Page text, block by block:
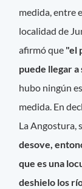
medida, entre
localidad de
afirmó que "el
puede llegar a
hubo ningún
medida. En
La Angostura,
desove,
que es una
deshielo los